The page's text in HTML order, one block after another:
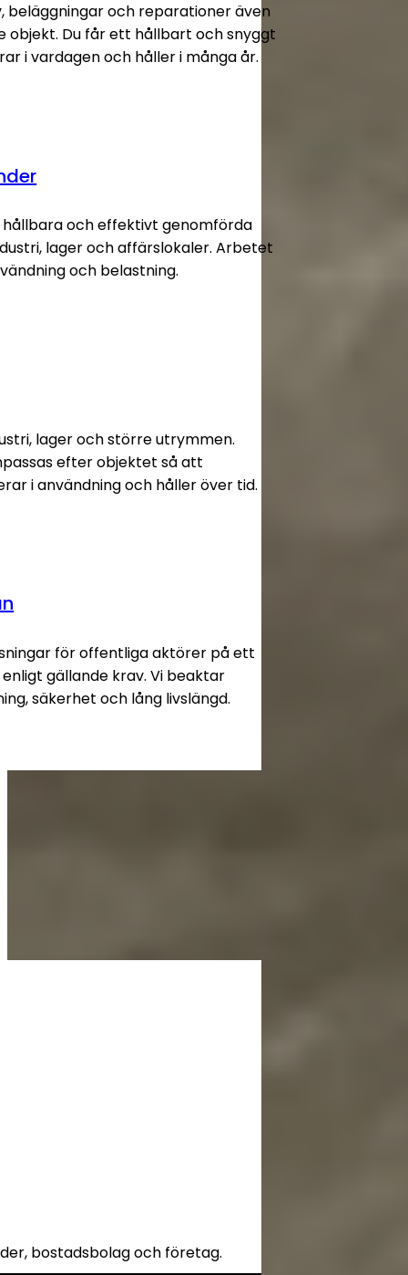
beläggningar och reparationer även
objekt. Du får ett hållbart och snyggt
i vardagen och håller i många år.
och effektivt genomförda
lager och affärslokaler. Arbetet
och belastning.
lager och större utrymmen.
efter objektet så att
i användning och håller över tid.
för offentliga aktörer på ett
gällande krav. Vi beaktar
säkerhet och lång livslängd.
bostadsbolag och företag.